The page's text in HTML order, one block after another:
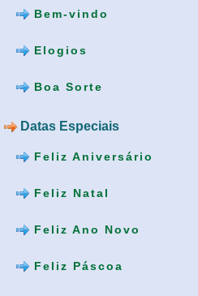
Bem-vindo
Elogios
Boa Sorte
Datas Especiais
Feliz Aniversário
Feliz Natal
Feliz Ano Novo
Feliz Páscoa